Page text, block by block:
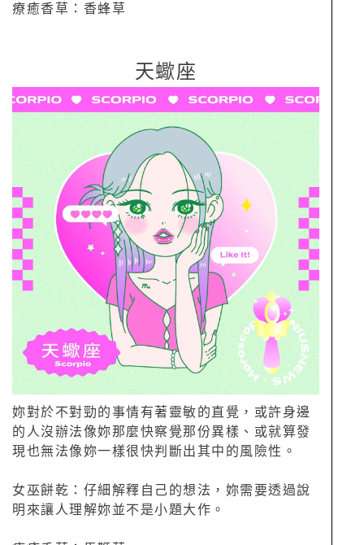
療癒香草：香蜂草
天蠍座
妳對於不對勁的事情有著靈敏的直覺，或許身邊
的人沒辦法像妳那麼快察覺那份異樣、或就算發
現也無法像妳一樣很快判斷出其中的風險性。
女巫餅乾：仔細解釋自己的想法，妳需要透過說
明來讓人理解妳並不是小題大作。